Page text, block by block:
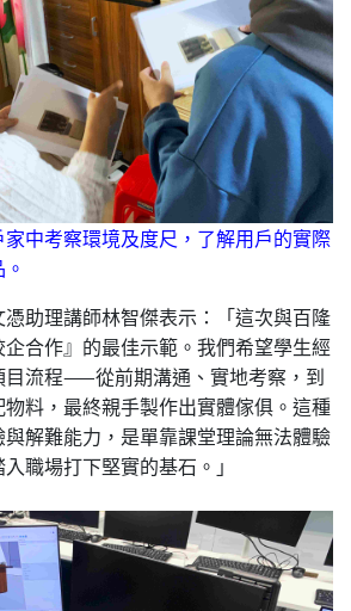
中考察環境及度尺，了解用戶的實際
助理講師林智傑表示：「這次與百隆
合作』的最佳示範。我們希望學生經
目流程——從前期溝通、實地考察，到
料，最終親手製作出實體傢俱。這種
與解難能力，是單靠課堂理論無法體驗
職場打下堅實的基石。」